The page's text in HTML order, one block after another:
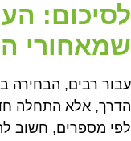
לסיכום:
שמאחורי
עבור רבים, הבחירה
הדרך, אלא התחלה
לפי מספרים, חשוב